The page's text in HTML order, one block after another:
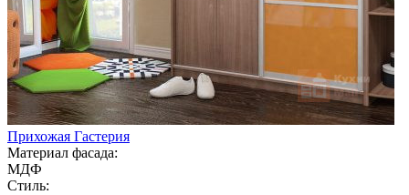
Прихожая Гастерия
Материал фасада:
МДФ
Стиль: